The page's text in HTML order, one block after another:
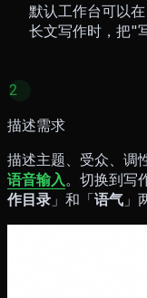
默认工作台可以
长文写作时，把"
2
描述需求
描述主题、受众、调
语音输入。切换到写
作目录 」和「语气 」